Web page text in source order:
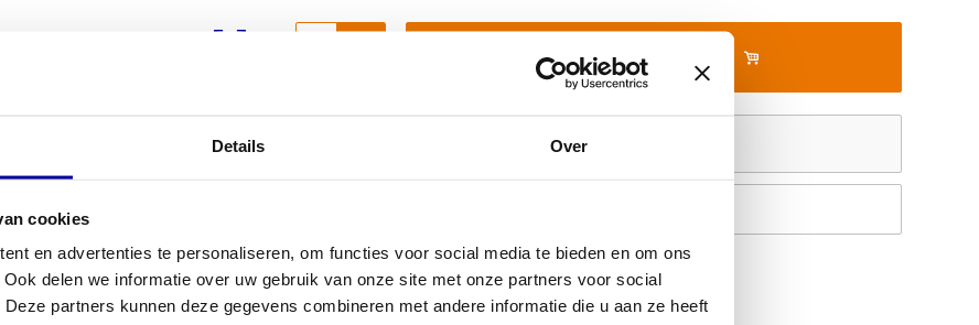
Details Over
cookies
en advertenties te personaliseren, om functies voor social media te bieden en om ons
delen we informatie over uw gebruik van onze site met onze partners voor social
partners kunnen deze gegevens combineren met andere informatie die u aan ze heeft
In mijn winkelwagen
Offerte aanvragen